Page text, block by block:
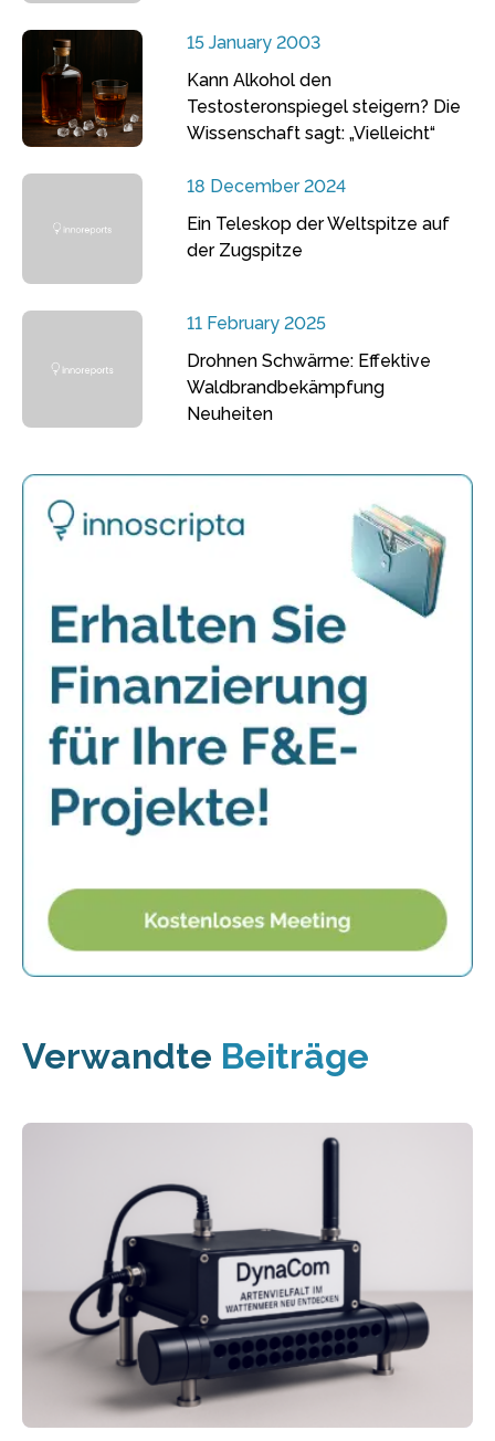
15 January 2003
Kann Alkohol den
Testosteronspiegel steigern? Die
Wissenschaft sagt: „Vielleicht“
18 December 2024
Ein Teleskop der Weltspitze auf
der Zugspitze
11 February 2025
Drohnen Schwärme: Effektive
Waldbrandbekämpfung
Neuheiten
Verwandte Beiträge